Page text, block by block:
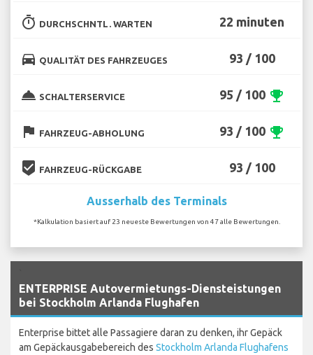
timer DURCHSCHNTL. WARTEN 22 minuten
directions_car QUALITÄT DES FAHRZEUGES 93 / 100
room_service SCHALTERSERVICE 95 / 100 emoji_events
flag FAHRZEUG-ABHOLUNG 93 / 100 emoji_events
beenhere FAHRZEUG-RÜCKGABE 93 / 100
Ausserhalb des Terminals
*Kalkulation basiert auf 23 neueste Bewertungen von 47 alle Bewertungen.
ENTERPRISE Autovermietungs-Diensteistungen
bei Stockholm Arlanda Flughafen
Enterprise bittet alle Passagiere daran zu denken, ihr Gepäck
am Gepäckausgabebereich des Stockholm Arlanda Flughafens